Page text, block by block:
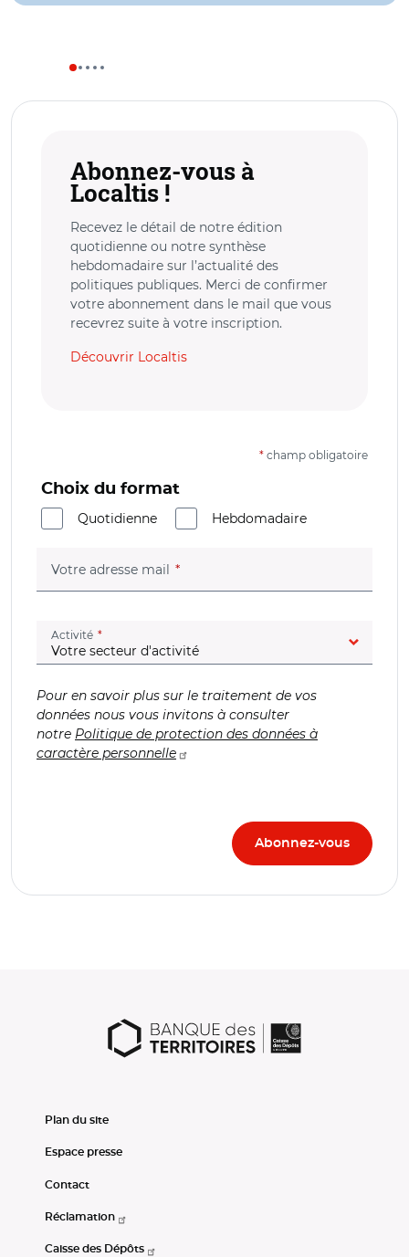
Abonnez-vous à
Localtis !
Recevez le détail de notre édition
quotidienne ou notre synthèse
hebdomadaire sur l’actualité des
politiques publiques. Merci de confirmer
votre abonnement dans le mail que vous
recevrez suite à votre inscription.
Découvrir Localtis
* champ obligatoire
Choix du format
Quotidienne
Hebdomadaire
Votre adresse mail (champ obligatoire)
Activité (champ obligatoire)
Pour en savoir plus sur le traitement de vos
données nous vous invitons à consulter
notre Politique de protection des données à
caractère personnelle
Plan du site
Espace presse
Contact
Réclamation
Caisse des Dépôts